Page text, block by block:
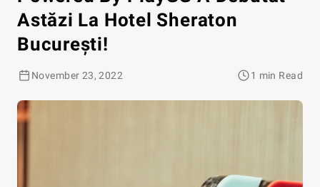
Astăzi La Hotel Sheraton
București!
November 23, 2022 1 min Read